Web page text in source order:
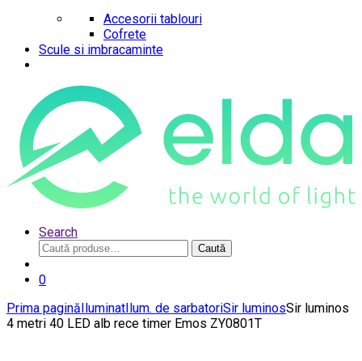
Accesorii tablouri
Cofrete
Scule si imbracaminte
Search
Caută
după:
Caută
0
Prima paginăIluminatIlum. de sarbatoriSir luminosSir luminos
4 metri 40 LED alb rece timer Emos ZY0801T